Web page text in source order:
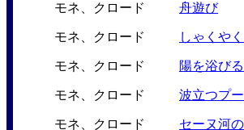
モネ、クロード 舟遊び
モネ、クロード しゃくや
モネ、クロード 陽を浴び
モネ、クロード 波立つプ
モネ、クロード セーヌ河